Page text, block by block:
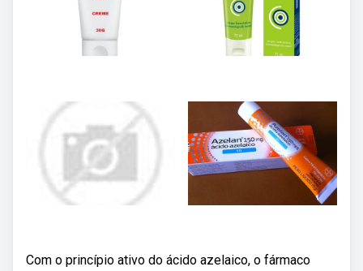
Com o princípio ativo do ácido azelaico, o fármaco